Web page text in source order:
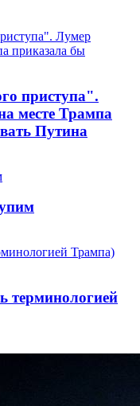
приступа".
месте Трампа
Путина
терминологией